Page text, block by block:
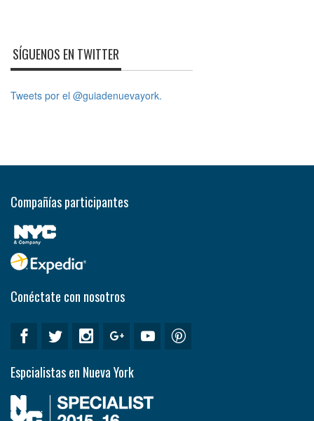
SÍGUENOS EN TWITTER
Tweets por el @guiadenuevayork.
Compañías participantes
Conéctate con nosotros
Espcialistas en Nueva York